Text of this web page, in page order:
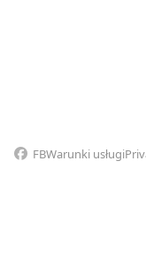
FBWarunki usługi